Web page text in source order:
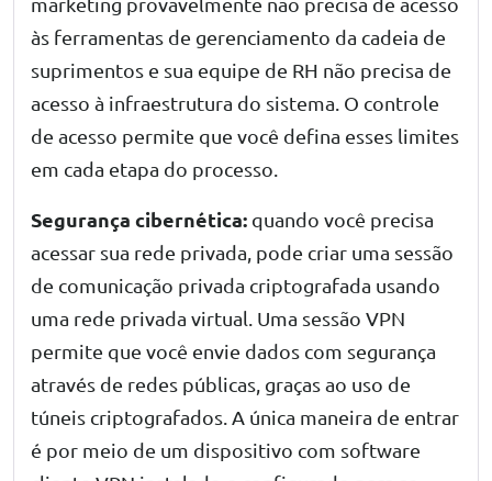
às ferramentas de gerenciamento da cadeia de
suprimentos e sua equipe de RH não precisa de
acesso à infraestrutura do sistema. O controle
de acesso permite que você defina esses limites
em cada etapa do processo.
Segurança cibernética: quando você precisa
acessar sua rede privada, pode criar uma sessão
de comunicação privada criptografada usando
uma rede privada virtual. Uma sessão VPN
permite que você envie dados com segurança
através de redes públicas, graças ao uso de
túneis criptografados. A única maneira de entrar
é por meio de um dispositivo com software